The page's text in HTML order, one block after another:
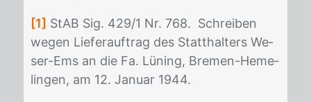
[1] StAB Sig. 429/​1 Nr. 768. Schrei­ben
we­gen Lie­fer­auf­trag des Statt­hal­ters We­
ser-Ems an die Fa. Lü­ning, Bre­men-Heme­
lin­gen, am 12. Ja­nu­ar 1944.